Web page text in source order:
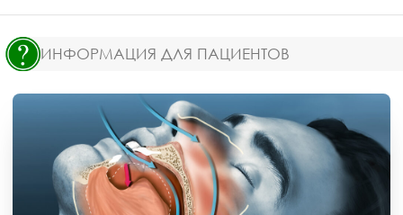
ИНФОРМАЦИЯ ДЛЯ ПАЦИЕНТОВ